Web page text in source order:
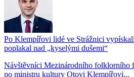
Po Klempířovi lidé ve Strážnici
poplakal nad „kyselými dušemi“
Návštěvníci Mezinárodního folklorního
po ministru kultury Otovi Klempířovi...